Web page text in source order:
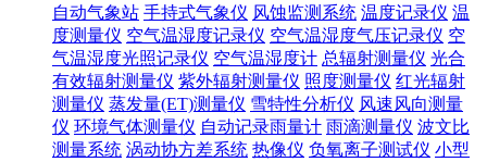
自动气象站 手持式气象仪 风蚀监测系统 温度记录仪 温
度测量仪 空气温湿度记录仪 空气温湿度气压记录仪 空
气温湿度光照记录仪 空气温湿度计 总辐射测量仪 光合
有效辐射测量仪 紫外辐射测量仪 照度测量仪 红光辐射
测量仪 蒸发量(ET)测量仪 雪特性分析仪 风速风向测量
仪 环境气体测量仪 自动记录雨量计 雨滴测量仪 波文比
测量系统 涡动协方差系统 热像仪 负氧离子测试仪 小型